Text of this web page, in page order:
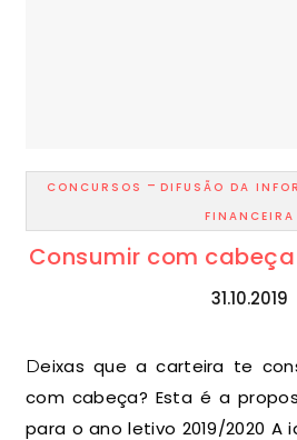
CONCURSOS - DIFUSÃO DA
FINANCEIRA
Consumir com
31.10.2019
Deixas que a carteira te consuma ou consomes
com cabeça? Esta é a
para o ano letivo 2019/2020 A